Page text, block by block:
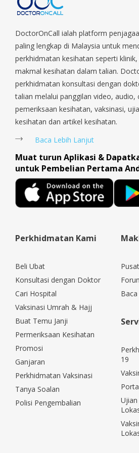
Macpherson, Mandai, Newton, Novena,
Rochor, River Valley, Sembawang,
Serangoon Rd, Seletar, Tampines, Toa
Telok Blangah, Tanglin, Thomson,
Coast, Upper Bukit Timah, Upper
Coast, Yishun, Yio Chu Kang.
DoctorOnCall ialah platform
paling lengkap di Malaysia untuk
perkhidmatan kesihatan seperti
makmal kesihatan dalam talian.
perkhidmatan konsultasi dengan
talian melalui panggilan video, audio,
pemeriksaan kesihatan, vaksinasi,
kesihatan dan artikel kesihatan.
Baca Lebih Lanjut
Muat turun Aplikasi &
untuk Pembelian Pertama
Perkhidmatan Kami
Beli Ubat
Konsultasi dengan Doktor
Cari Hospital
Vaksinasi Umrah & Hajj
Buat Temu Janji
Permeriksaan Kesihatan
Promosi
Ganjaran
Perkhidmatan Vaksinasi
Tanya Soalan
Polisi Pengembalian
19